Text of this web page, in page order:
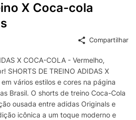
X Coca-cola
Compartilhar
X COCA-COLA - Vermelho,
SHORTS DE TREINO ADIDAS X
vários estilos e cores na página
Brasil. O shorts de treino Coca-Cola
ousada entre adidas Originals e
icônica a um toque moderno e